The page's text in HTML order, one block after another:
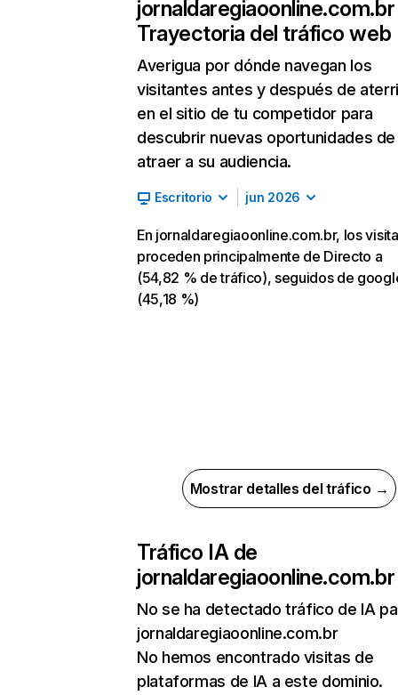
jornaldaregiaoonline.com.br
Trayectoria del tráfico web
Averigua por dónde navegan los
visitantes antes y después de
en el sitio de tu competidor para
descubrir nuevas oportunidades de
atraer a su audiencia.
Escritorio jun 2026
En jornaldaregiaoonline.com.br, los
proceden principalmente de Directo a
(54,82 % de tráfico), seguidos de
(45,18 %)
Mostrar detalles del tráfico →
Tráfico IA de
jornaldaregiaoonline.com.br
No se ha detectado tráfico de IA
jornaldaregiaoonline.com.br
No hemos encontrado visitas de
plataformas de IA a este dominio.